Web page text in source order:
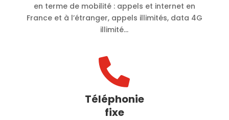
en terme de mobilité : appels et internet en
France et à l’étranger, appels illimités, data 4G
illimité…

Téléphonie
fixe